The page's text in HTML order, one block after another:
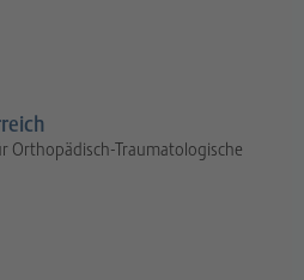
Orthopädisch-Traumatologische